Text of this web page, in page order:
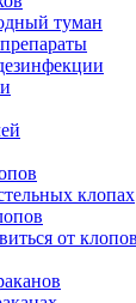
туман
клопах
от клопов